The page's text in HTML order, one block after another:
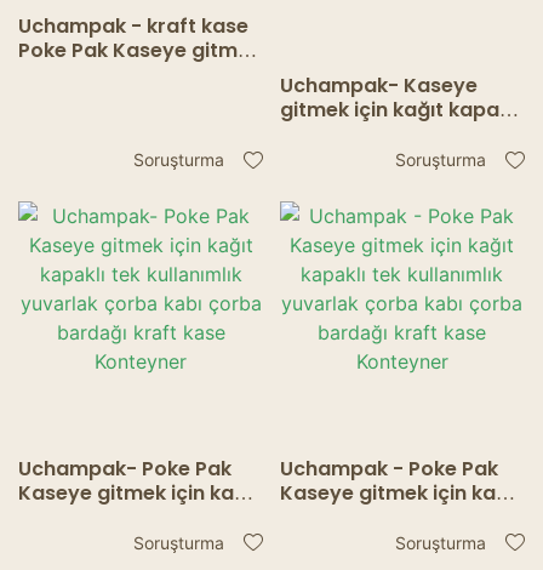
Uchampak - kraft kase
Poke Pak Kaseye gitmek
kabı/bardağıSoruşturma
Uchampak- Kaseye
gitmek için kağıt kapaklı
çorba kabı yiyecek kabı
Soruşturma
Uchampak- Poke Pak
Kaseye gitmek için kağıt
yuvarlak çorba kabı
Soruşturma
Uchampak - Poke Pak
Kaseye gitmek için kağıt
yuvarlak çorba kabı
Soruşturma